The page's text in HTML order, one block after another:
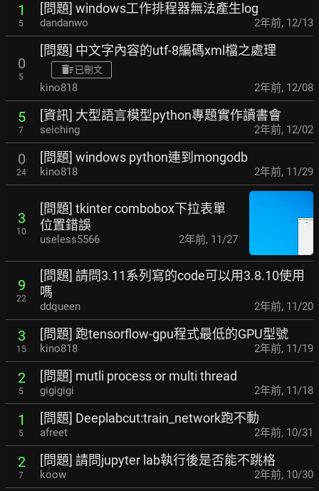
1
5
[問題] windows工作排程器無法產生log
dandanwo 2年前, 12/13
0
5
[問題] 中文字內容的utf-8編碼xml檔之處理
已刪文
kino818 2年前, 12/08
5
7
[資訊] 大型語言模型python專題實作讀書會
seiching 2年前, 12/02
0
24
[問題] windows python連到mongodb
kino818 2年前, 11/29
3
10
[問題] tkinter combobox下拉表單
位置錯誤
useless5566 2年前, 11/27
9
22
[問題] 請問3.11系列寫的code可以用3.8.10使用
嗎
ddqueen 2年前, 11/20
3
15
[問題] 跑tensorflow-gpu程式最低的GPU型號
kino818 2年前, 11/19
2
5
[問題] mutli process or multi thread
gigigigi 2年前, 11/18
1
5
[問題] Deeplabcut:train_network跑不動
afreet 2年前, 10/31
2
7
[問題] 請問jupyter lab執行後是否能不跳格
koow 2年前, 10/30